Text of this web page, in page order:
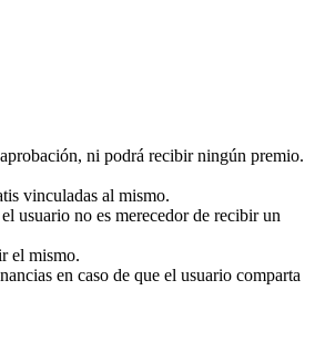
ni podrá recibir ningún premio.
vinculadas al mismo.
usuario no es merecedor de recibir un
el mismo.
en caso de que el usuario comparta